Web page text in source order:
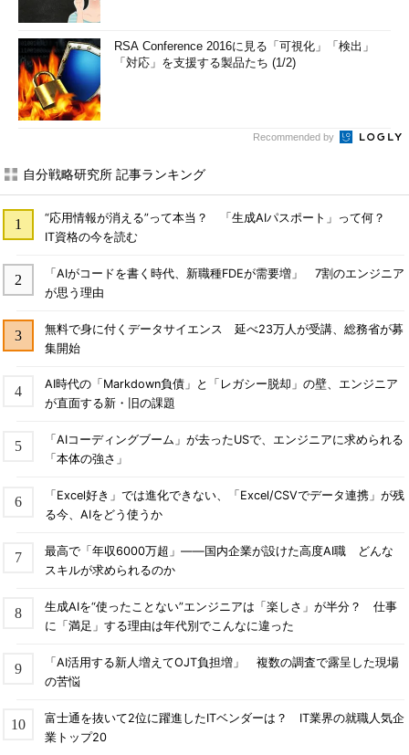
RSA Conference 2016に見る「可視化」「検出」
「対応」を支援する製品たち (1/2)
Recommended by
自分戦略研究所 記事ランキング
“応用情報が消える”って本当？ 「生成AIパスポート」って何？
IT資格の今を読む
「AIがコードを書く時代、新職種FDEが需要増」 7割のエンジニア
が思う理由
無料で身に付くデータサイエンス 延べ23万人が受講、総務省が募
集開始
AI時代の「Markdown負債」と「レガシー脱却」の壁、エンジニア
が直面する新・旧の課題
「AIコーディングブーム」が去ったUSで、エンジニアに求められる
「本体の強さ」
「Excel好き」では進化できない、「Excel/CSVでデータ連携」が残
る今、AIをどう使うか
最高で「年収6000万超」――国内企業が設けた高度AI職 どんな
スキルが求められるのか
生成AIを“使ったことない”エンジニアは「楽しさ」が半分？ 仕事
に「満足」する理由は年代別でこんなに違った
「AI活用する新人増えてOJT負担増」 複数の調査で露呈した現場
の苦悩
富士通を抜いて2位に躍進したITベンダーは？ IT業界の就職人気企
業トップ20